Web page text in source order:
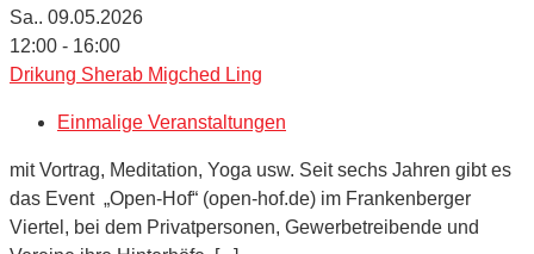
Sa.. 09.05.2026
12:00 - 16:00
Drikung Sherab Migched Ling
Einmalige Veranstaltungen
mit Vortrag, Meditation, Yoga usw. Seit sechs Jahren gibt es
das Event „Open-Hof“ (open-hof.de) im Frankenberger
Viertel, bei dem Privatpersonen, Gewerbetreibende und